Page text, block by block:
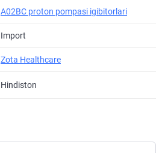
A02BC proton pompasi igibitorlari
Import
Zota Healthcare
Hindiston